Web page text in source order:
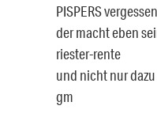
PISPERS
der macht eben
riester-rente
und nicht nur dazu
gm